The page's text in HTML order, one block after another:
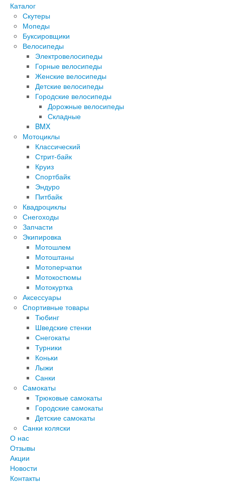
Каталог
Скутеры
Мопеды
Буксировщики
Велосипеды
Электровелосипеды
Горные велосипеды
Женские велосипеды
Детские велосипеды
Городские велосипеды
Дорожные велосипеды
Складные
BMX
Мотоциклы
Классический
Стрит-байк
Круиз
Спортбайк
Эндуро
Питбайк
Квадроциклы
Снегоходы
Запчасти
Экипировка
Мотошлем
Мотоштаны
Мотоперчатки
Мотокостюмы
Мотокуртка
Аксессуары
Спортивные товары
Тюбинг
Шведские стенки
Снегокаты
Турники
Коньки
Лыжи
Санки
Самокаты
Трюковые самокаты
Городские самокаты
Детские самокаты
Санки коляски
О нас
Отзывы
Акции
Новости
Контакты